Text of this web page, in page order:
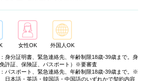
女性OK
外国人OK
身分証明書、緊急連絡先、年齢制限18歳-39歳まで。身
許証、保険証、パスポート）※要審査
パスポート、緊急連絡先、年齢制限18歳-39歳まで。※
日本語・英語・韓国語・中国語のいずれかで契約内容